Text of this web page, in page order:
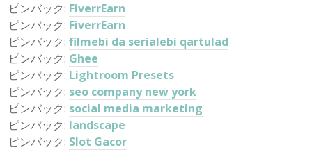
ピンバック: FiverrEarn
ピンバック: FiverrEarn
ピンバック: filmebi da serialebi qartulad
ピンバック: Ghee
ピンバック: Lightroom Presets
ピンバック: seo company new york
ピンバック: social media marketing
ピンバック: landscape
ピンバック: Slot Gacor